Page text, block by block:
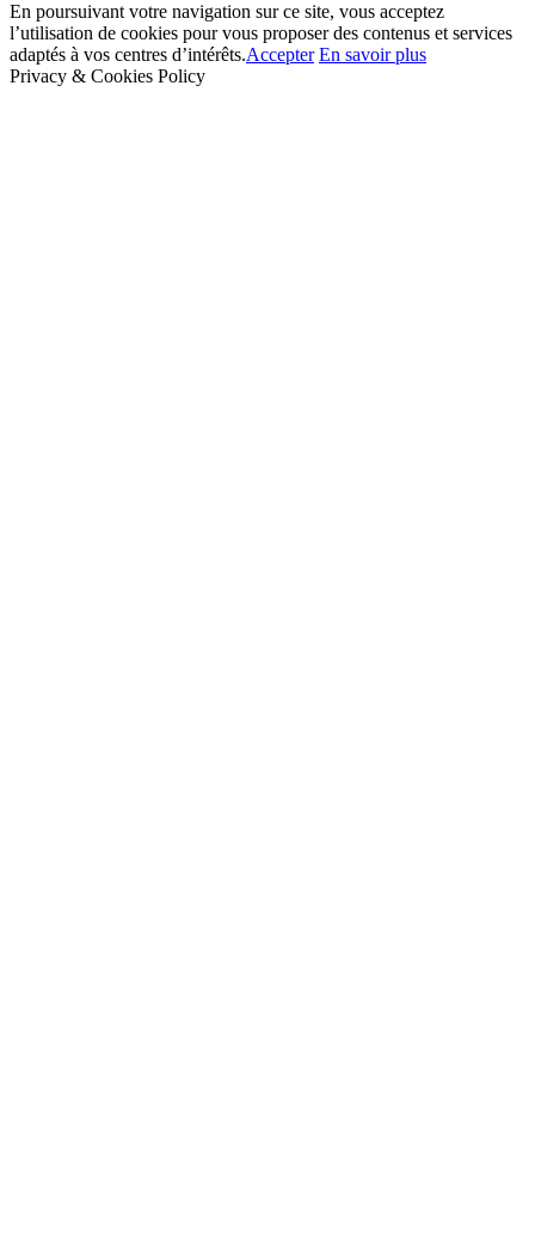
En poursuivant votre navigation sur ce site, vous acceptez
l’utilisation de cookies pour vous proposer des contenus et services
adaptés à vos centres d’intérêts.Accepter En savoir plus
Privacy & Cookies Policy